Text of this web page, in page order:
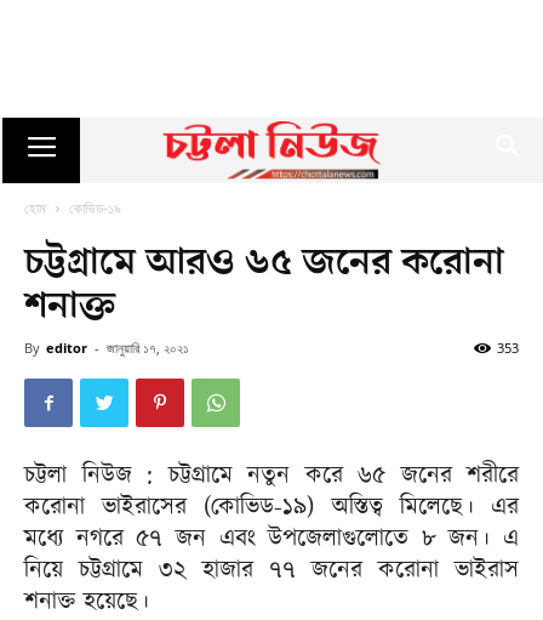
হোম কোভিড-১৯
চট্টগ্রামে আরও ৬৫ জনের করোনা
শনাক্ত
By editor - জানুয়ারি ১৭, ২০২১ 353
চট্টলা নিউজ : চট্টগ্রামে নতুন করে ৬৫ জনের শরীরে
করোনা ভাইরাসের (কোভিড-১৯) অস্তিত্ব মিলেছে। এর
মধ্যে নগরে ৫৭ জন এবং উপজেলাগুলোতে ৮ জন। এ
নিয়ে চট্টগ্রামে ৩২ হাজার ৭৭ জনের করোনা ভাইরাস
শনাক্ত হয়েছে।